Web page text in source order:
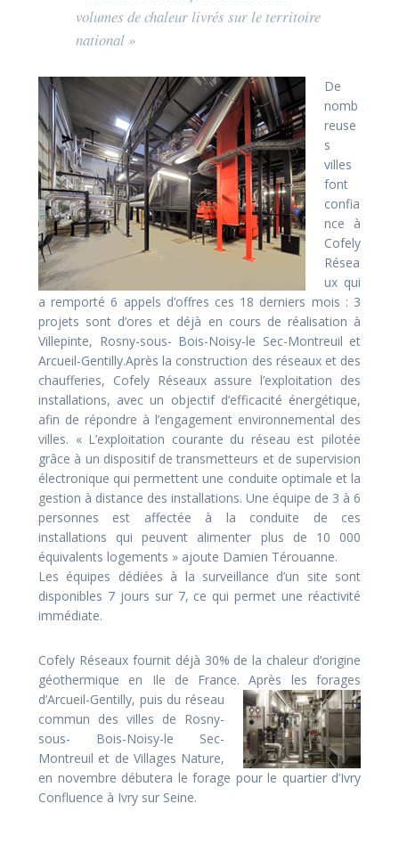
volumes de chaleur livrés sur le territoire
national »
De
nomb
reuse
s
villes
font
confia
nce à
Cofely
Résea
ux qui
a remporté 6 appels d’offres ces 18 derniers mois : 3
projets sont d’ores et déjà en cours de réalisation à
Villepinte, Rosny-sous- Bois-Noisy-le Sec-Montreuil et
Arcueil-Gentilly.Après la construction des réseaux et des
chaufferies, Cofely Réseaux assure l’exploitation des
installations, avec un objectif d’efficacité énergétique,
afin de répondre à l’engagement environnemental des
villes. « L’exploitation courante du réseau est pilotée
grâce à un dispositif de transmetteurs et de supervision
électronique qui permettent une conduite optimale et la
gestion à distance des installations. Une équipe de 3 à 6
personnes est affectée à la conduite de ces
installations qui peuvent alimenter plus de 10 000
équivalents logements » ajoute Damien Térouanne.
Les équipes dédiées à la surveillance d’un site sont
disponibles 7 jours sur 7, ce qui permet une réactivité
immédiate.
Cofely Réseaux fournit déjà 30% de la chaleur d’origine
géothermique en Ile de France. Après les forages
d’Arcueil-Gentilly, puis du réseau
commun des villes de Rosny-
sous- Bois-Noisy-le Sec-
Montreuil et de Villages Nature,
en novembre débutera le forage pour le quartier d’Ivry
Confluence à Ivry sur Seine.